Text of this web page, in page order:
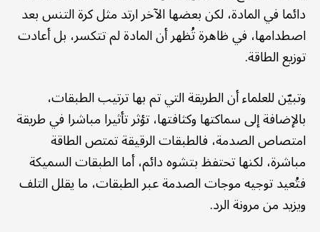
دائما في المادة، لكن بعضها الآخر ارتد مثل كرة التنس بعد
اصطدامها، في ظاهرة تُظهر أن المادة لم تتكسر، بل أعادت
توزيع الطاقة.
وتبيّن للعلماء أن الطريقة التي تم بها ترتيب الطبقات،
بالإضافة إلى سماكتها وكثافتها، تؤثر تأثيرا مباشرا في طريقة
امتصاص الصدمة، فالطبقات الرقيقة تمتص الطاقة
مباشرة، لكنها تحتفظ بتشوه دائم، أما الطبقات السميكة
فتُعيد توجيه موجات الصدمة عبر الطبقات، ما يقلل التلف
ويزيد من مرونة الرد.